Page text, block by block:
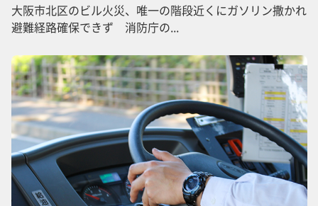
大阪市北区のビル火災、唯一の階段近くにガソリン撒かれ
避難経路確保できず 消防庁の...